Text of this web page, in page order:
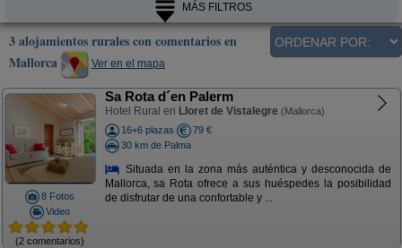
MÁS FILTROS
3 alojamientos rurales con comentarios en
Mallorca
Ver en el mapa
8 Fotos
Video
(2 comentarios)
Sa Rota d´en Palerm
Hotel Rural en Lloret de Vistalegre (Mallorca)
16+6 plazas
79 €
30 km de Palma
Situada en la zona más auténtica y desconocida de
Mallorca, sa Rota ofrece a sus huéspedes la posibilidad
de disfrutar de una confortable y ...